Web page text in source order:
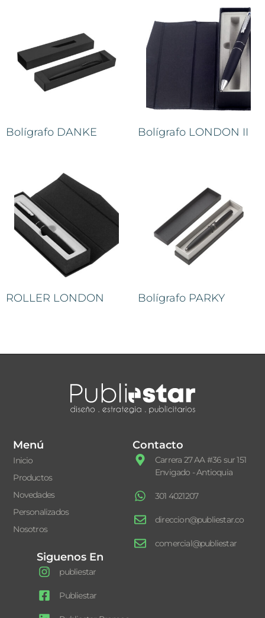
Bolígrafo DANKE Bolígrafo LONDON II
ROLLER LONDON Bolígrafo PARKY
Menú
Inicio
Productos
Novedades
Personalizados
Nosotros
Contacto
Carrera 27 AA #36 sur 151
Envigado - Antioquia
301 4021207
direccion@publiestar.co
comercial@publiestar
Siguenos En
publiestar
Publiestar